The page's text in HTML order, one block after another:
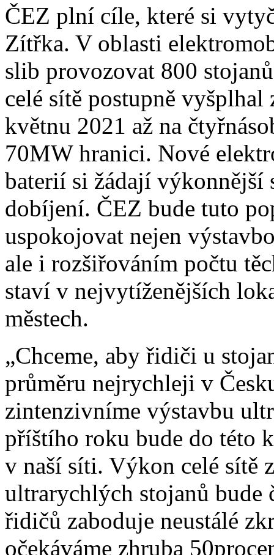
ČEZ plní cíle, které si
Zítřka. V oblasti
slib provozovat 800
celé sítě postupně
květnu 2021 až na
70MW hranici. Nové
baterií si žádají výkonnější
dobíjení. ČEZ bude tuto
uspokojovat nejen
ale i rozšiřováním počtu
staví v nejvytíženějších
městech.
„Chceme, aby řidiči u
průměru nejrychleji v
zintenzivníme výstavbu
příštího roku bude do této
v naší síti. Výkon celé sítě
ultrarychlých stojanů bude
řidičů zaboduje neustálé
očekáváme zhruba